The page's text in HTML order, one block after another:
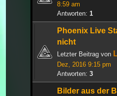
8:59 am
Antworten: 1
Phoenix Live
nicht
Letzter Beitrag von
Dez, 2016 9:15 pm
Antworten: 3
Bilder aus der